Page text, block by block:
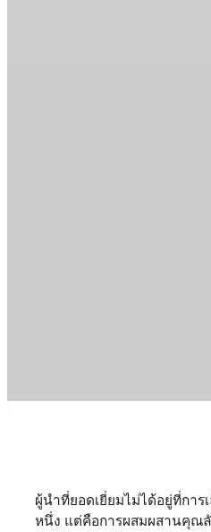
ผู้นำที่ยอดเยี่ยมไม่ได้อยู่ที่กา
หนึ่ง แต่คือการผสมผสานคุณ